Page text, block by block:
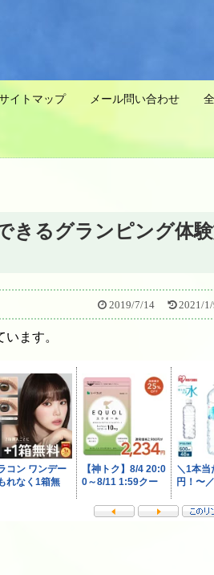
イトマップ メール問い合わせ
きるグランピング体
2019/7/14 2021/
ます。